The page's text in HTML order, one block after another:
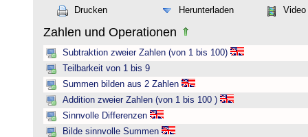
Drucken
Herunterladen Video
Zahlen und Operationen
Subtraktion zweier Zahlen (von 1 bis 100)
Teilbarkeit von 1 bis 9
Summen bilden aus 2 Zahlen
Addition zweier Zahlen (von 1 bis 100 )
Sinnvolle Differenzen
Bilde sinnvolle Summen